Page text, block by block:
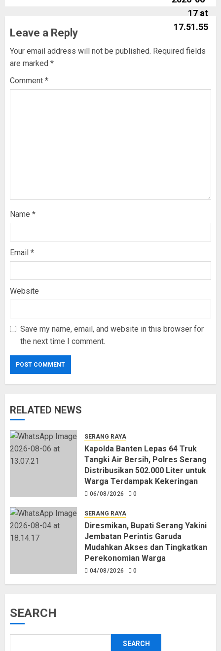
Leave a Reply
Your email address will not be published. Required fields
are marked *
Comment *
Name *
Email *
Website
Save my name, email, and website in this browser for
the next time I comment.
RELATED NEWS
SERANG RAYA
Kapolda Banten Lepas 64 Truk
Tangki Air Bersih, Polres Serang
Distribusikan 502.000 Liter untuk
Warga Terdampak Kekeringan
06/08/2026 0
SERANG RAYA
Diresmikan, Bupati Serang Yakini
Jembatan Perintis Garuda
Mudahkan Akses dan Tingkatkan
Perekonomian Warga
04/08/2026 0
SEARCH
SEARCH